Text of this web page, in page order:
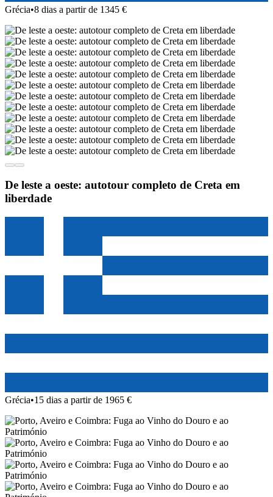
Grécia•8 dias a partir de 1345 €
De leste a oeste: autotour completo de Creta em
liberdade
Grécia•15 dias a partir de 1965 €